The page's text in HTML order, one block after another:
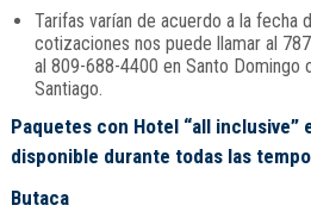
Tarifas varían de acuerdo a la fecha
cotizaciones nos puede llamar al
al 809-688-4400 en Santo Domingo
Santiago.
Paquetes con Hotel “all inclusive”
disponible durante todas las
Butaca